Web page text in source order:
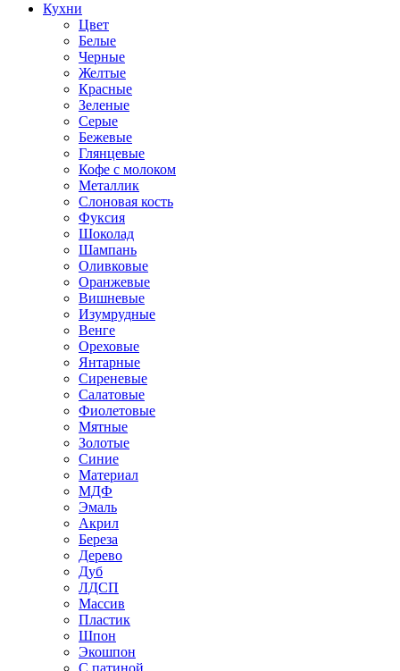
Кухни
Цвет
Белые
Черные
Желтые
Красные
Зеленые
Серые
Бежевые
Глянцевые
Кофе с молоком
Металлик
Слоновая кость
Фуксия
Шоколад
Шампань
Оливковые
Оранжевые
Вишневые
Изумрудные
Венге
Ореховые
Янтарные
Сиреневые
Салатовые
Фиолетовые
Мятные
Золотые
Синие
Материал
МДФ
Эмаль
Акрил
Береза
Дерево
Дуб
ЛДСП
Массив
Пластик
Шпон
Экошпон
С патиной